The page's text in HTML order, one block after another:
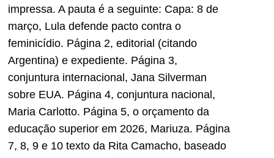
impressa. A pauta é a seguinte: Capa: 8 de
março, Lula defende pacto contra o
feminicídio. Página 2, editorial (citando
Argentina) e expediente. Página 3,
conjuntura internacional, Jana Silverman
sobre EUA. Página 4, conjuntura nacional,
Maria Carlotto. Página 5, o orçamento da
educação superior em 2026, Mariuza. Página
7, 8, 9 e 10 texto da Rita Camacho, baseado